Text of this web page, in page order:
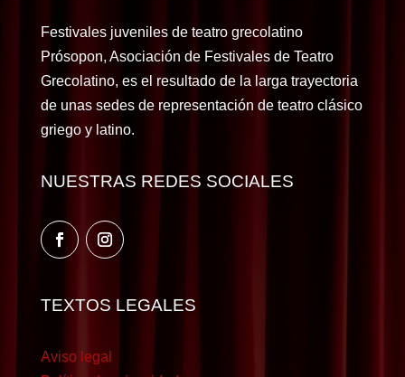
Festivales juveniles de teatro grecolatino
Prósopon, Asociación de Festivales de Teatro
Grecolatino, es el resultado de la larga trayectoria
de unas sedes de representación de teatro clásico
griego y latino.
NUESTRAS REDES SOCIALES
TEXTOS LEGALES
Aviso legal